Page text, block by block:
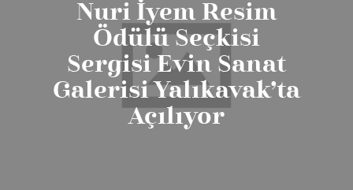
Nuri İyem Resim
Ödülü Seçkisi
Sergisi Evin Sanat
Galerisi Yalıkavak’ta
Açılıyor